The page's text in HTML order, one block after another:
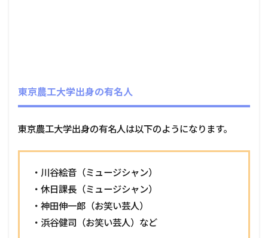
東京農工大学出身の有名人
東京農工大学出身の有名人は以下のようになります。
・川谷絵音（ミュージシャン）
・休日課長（ミュージシャン）
・神田伸一郎（お笑い芸人）
・浜谷健司（お笑い芸人）など